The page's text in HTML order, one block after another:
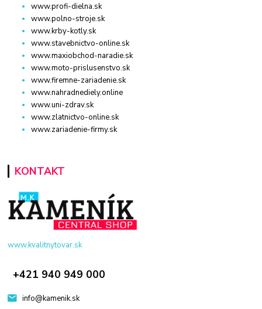
www.profi-dielna.sk
www.polno-stroje.sk
www.krby-kotly.sk
www.stavebnictvo-online.sk
www.maxiobchod-naradie.sk
www.moto-prislusenstvo.sk
www.firemne-zariadenie.sk
www.nahradnediely.online
www.uni-zdrav.sk
www.zlatnictvo-online.sk
www.zariadenie-firmy.sk
KONTAKT
www.kvalitnytovar.sk
+421 940 949 000
info@kamenik.sk